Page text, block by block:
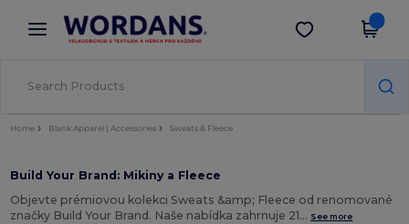
× Aplikace Wordans
Lepší ceny v aplikaci!
Stáhnout app
Home Blank Apparel | Accessories Sweats & Fleece
Build Your Brand: Mikiny a Fleece
Objevte prémiovou kolekci Sweats &amp; Fleece od renomované
značky Build Your Brand. Naše nabídka zahrnuje 21… See more